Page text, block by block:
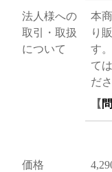
法人様への
取引・取扱
について
本
り
す
て
だ
【
価格